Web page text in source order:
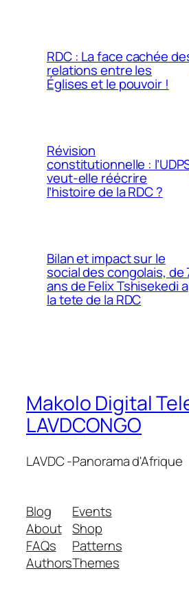
RDC : La face cachée
relations entre les
Églises et le pouvoir !
Révision
constitutionnelle :
veut-elle réécrire
l’histoire de la RDC ?
Bilan et impact sur le
social des congolais, de
ans de Felix Tshisekedi a
la tete de la RDC
Makolo Digital
LAVDCONGO
LAVDC -Panorama d'Afrique
Blog
About
FAQs
Authors
Events
Shop
Patterns
Themes